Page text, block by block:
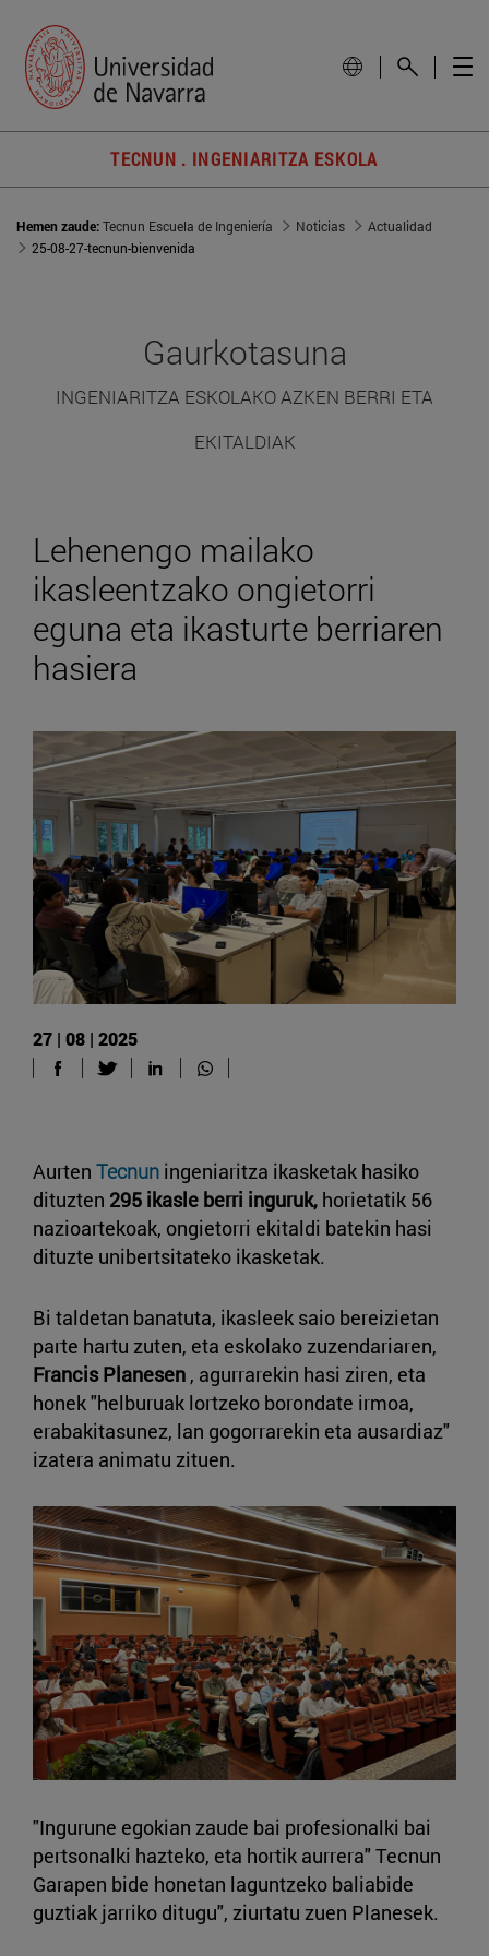
TECNUN . INGENIARITZA ESKOLA
Hemen zaude:Tecnun Escuela de Ingeniería Noticias
Actualidad
25-08-27-tecnun-bienvenida
Gaurkotasuna
INGENIARITZA ESKOLAKO AZKEN BERRI ETA
EKITALDIAK
Lehenengo mailako
ikasleentzako ongietorri
eguna eta ikasturte berriaren
hasiera
27 | 08 | 2025
Aurten Tecnun ingeniaritza ikasketak hasiko
dituzten 295 ikasle berri inguruk, horietatik 56
nazioartekoak, ongietorri ekitaldi batekin hasi
dituzte unibertsitateko ikasketak.
Bi taldetan banatuta, ikasleek saio bereizietan
parte hartu zuten, eta eskolako zuzendariaren,
Francis Planesen , agurrarekin hasi ziren, eta
honek "helburuak lortzeko borondate irmoa,
erabakitasunez, lan gogorrarekin eta ausardiaz"
izatera animatu zituen.
"Ingurune egokian zaude bai profesionalki bai
pertsonalki hazteko, eta hortik aurrera" Tecnun
Garapen bide honetan laguntzeko baliabide
guztiak jarriko ditugu", ziurtatu zuen Planesek.